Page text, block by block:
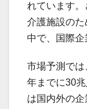
れています
介護施設の
中で、国際企
市場予測で
年までに30
は国内外の